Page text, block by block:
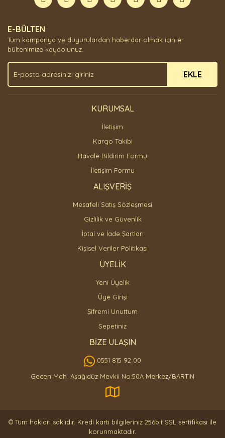
Yorum Yaz
Ürün açıklamasında eksik bilgiler bulunuyor.
Ürün bilgilerinde hatalar bulunuyor.
Ürün fiyatı diğer sitelerden daha pahalı.
Bu ürüne benzer farklı alternatifler olmalı.
Gönder
E-BÜLTEN
Tüm kampanya ve duyurulardan haberdar olmak için e-
bültenimize kaydolunuz.
EKLE
KURUMSAL
İletişim
Kargo Takibi
Havale Bildirim Formu
İletişim Formu
ALIŞVERİŞ
Mesafeli Satış Sözleşmesi
Gizlilik ve Güvenlik
İptal ve İade Şartları
Kişisel Veriler Politikası
ÜYELİK
Yeni Üyelik
Üye Girişi
Şifremi Unuttum
Sepetiniz
BİZE ULAŞIN
0551 815 92 00
Gecen Mah. Aşağıdüz Mevkii No:50A Merkez/BARTIN
© Tüm hakları saklıdır. Kredi kartı bilgileriniz 256bit SSL sertifikası ile
korunmaktadır.